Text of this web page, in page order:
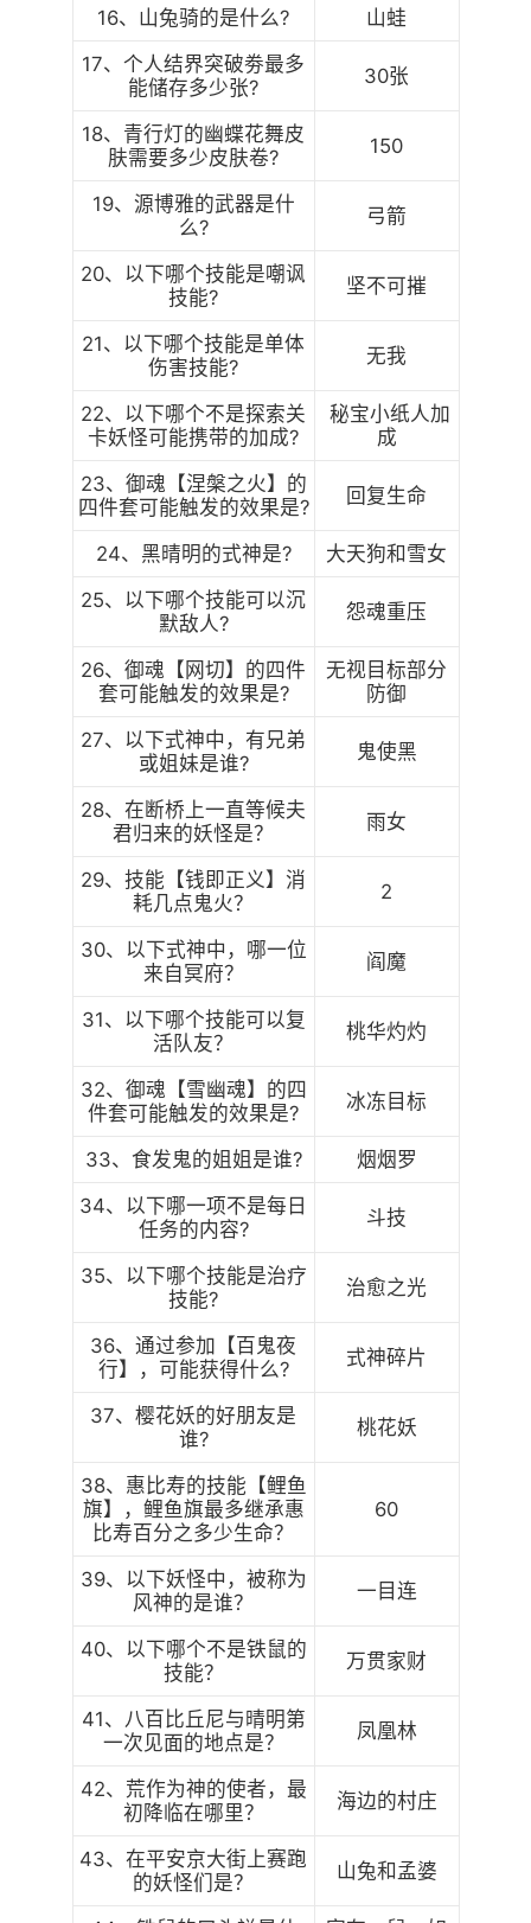
16、山兔骑的是什么?
山蛙
17、个人结界突破劵最多
能储存多少张?
30张
18、青行灯的幽蝶花舞皮
肤需要多少皮肤卷?
150
19、源博雅的武器是什
么?
弓箭
20、以下哪个技能是嘲讽
技能?
坚不可摧
21、以下哪个技能是单体
伤害技能?
无我
22、以下哪个不是探索关
卡妖怪可能携带的加成?
秘宝小纸人加
成
23、御魂【涅槃之火】的
四件套可能触发的效果是?
回复生命
24、黑晴明的式神是?
大天狗和雪女
25、以下哪个技能可以沉
默敌人?
怨魂重压
26、御魂【网切】的四件
套可能触发的效果是?
无视目标部分
防御
27、以下式神中，有兄弟
或姐妹是谁?
鬼使黑
28、在断桥上一直等候夫
君归来的妖怪是？
雨女
29、技能【钱即正义】消
耗几点鬼火？
2
30、以下式神中，哪一位
来自冥府？
阎魔
31、以下哪个技能可以复
活队友？
桃华灼灼
32、御魂【雪幽魂】的四
件套可能触发的效果是?
冰冻目标
33、食发鬼的姐姐是谁?
烟烟罗
34、以下哪一项不是每日
任务的内容?
斗技
35、以下哪个技能是治疗
技能?
治愈之光
36、通过参加【百鬼夜
行】，可能获得什么?
式神碎片
37、樱花妖的好朋友是
谁?
桃花妖
38、惠比寿的技能【鲤鱼
旗】，鲤鱼旗最多继承惠
比寿百分之多少生命？
60
39、以下妖怪中，被称为
风神的是谁？
一目连
40、以下哪个不是铁鼠的
技能？
万贯家财
41、八百比丘尼与晴明第
一次见面的地点是？
凤凰林
42、荒作为神的使者，最
初降临在哪里？
海边的村庄
43、在平安京大街上赛跑
的妖怪们是？
山兔和孟婆